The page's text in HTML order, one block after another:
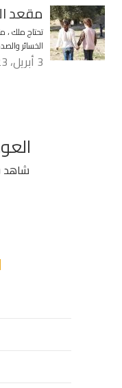
مقعد
تحتاج ملك ،
الخسائر
3 أبريل، 2023
شاهد